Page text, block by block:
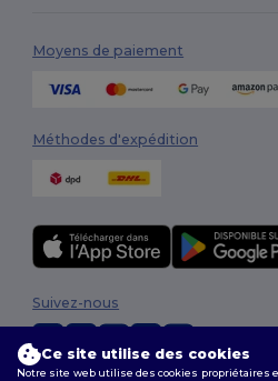
Moyens de paiement
Méthodes d'expédition
Suivez-nous
Ce site utilise des cookies
Notre site web utilise des cookies propriétaires